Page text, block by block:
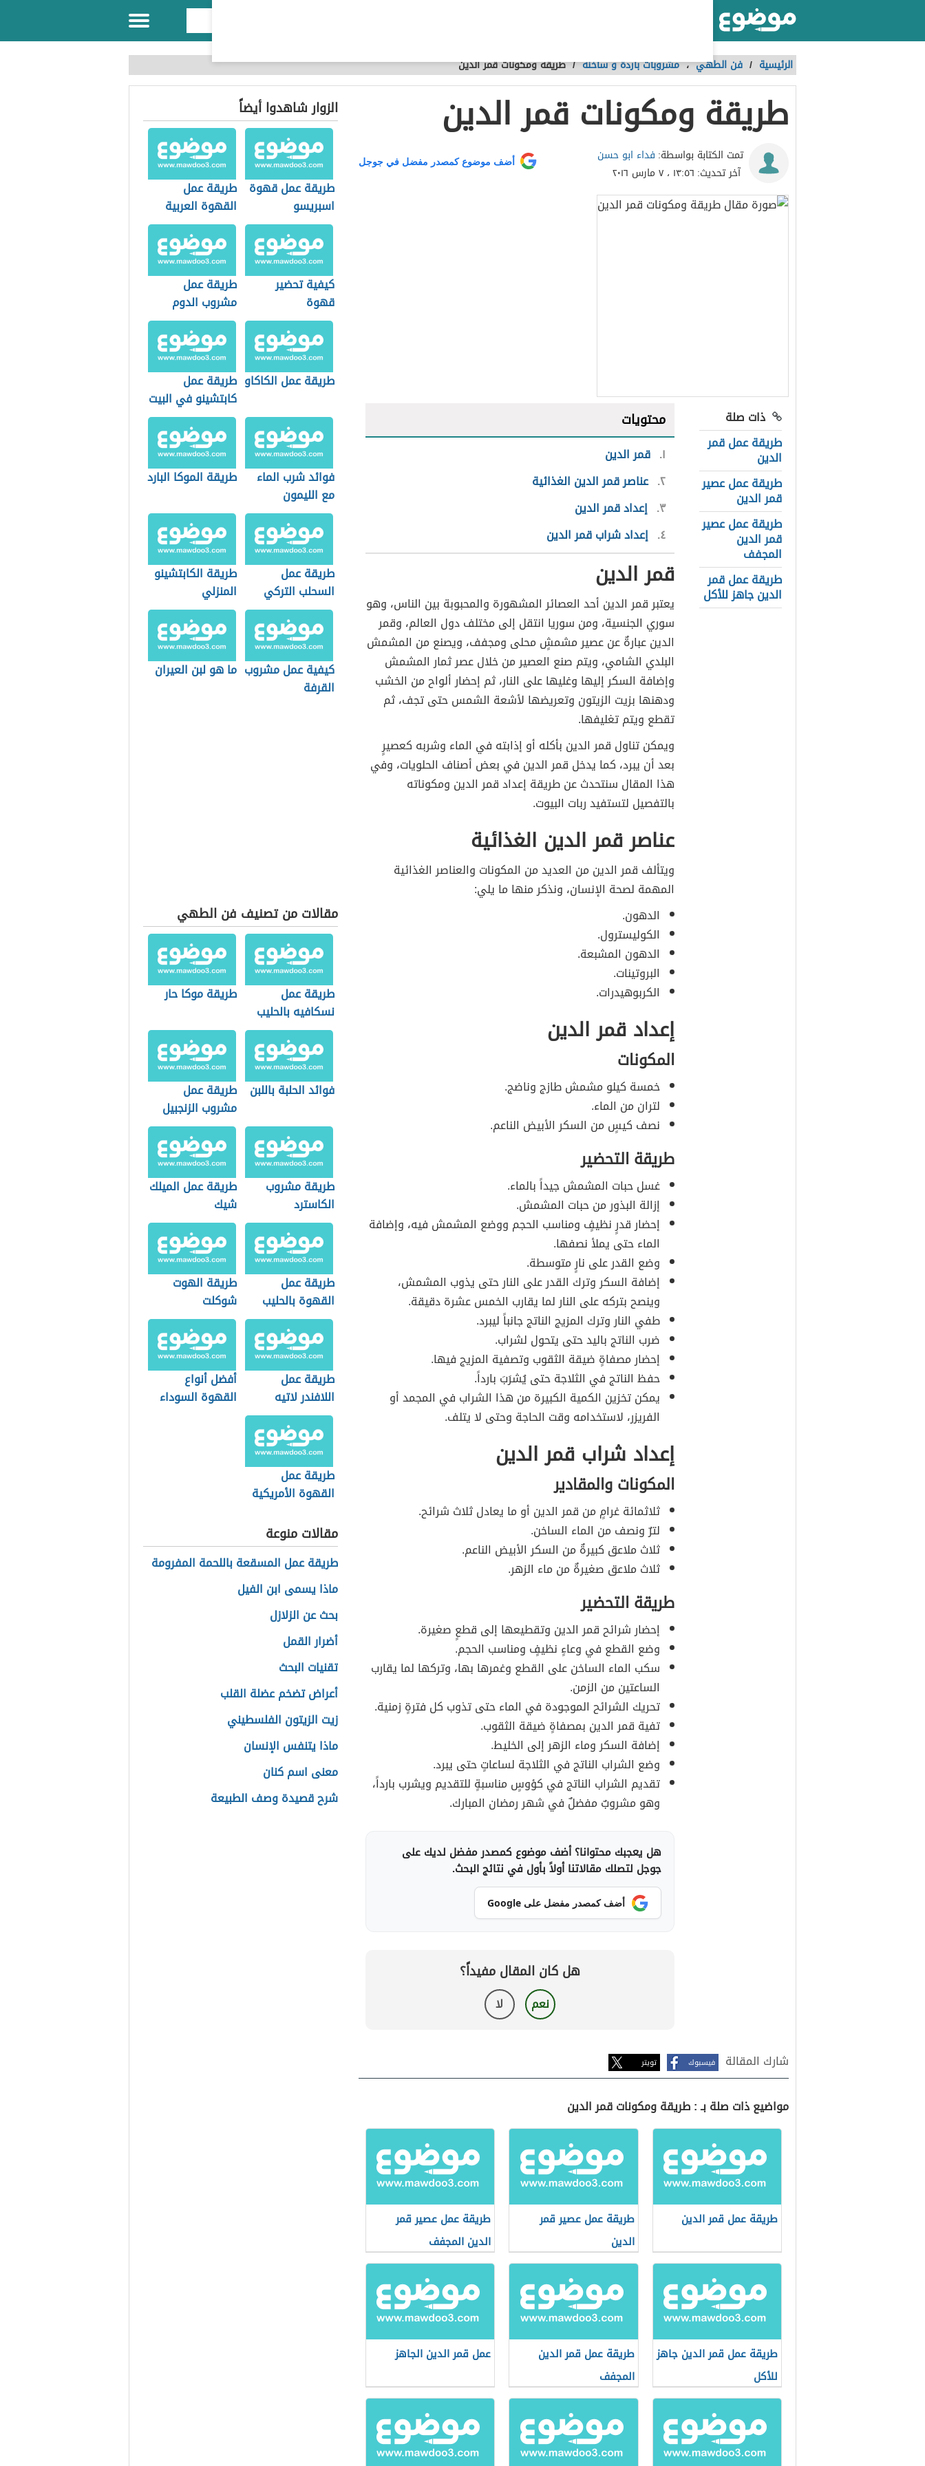
الرئيسية / فن الطهي،مشروبات باردة و ساخنة /طريقة ومكونات قمر الدين
طريقة ومكونات قمر الدين
تمت الكتابة بواسطة: فداء ابو حسن
آخر تحديث: ١٣:٥٦ ، ٧ مارس ٢٠١٦
أضف موضوع كمصدر مفضل في جوجل
ذات صلة
طريقة عمل قمر
الدين
طريقة عمل عصير
قمر الدين
طريقة عمل عصير
قمر الدين
المجفف
طريقة عمل قمر
الدين جاهز للأكل
محتويات
١ قمر الدين
٢ عناصر قمر الدين الغذائية
٣ إعداد قمر الدين
٤ إعداد شراب قمر الدين
قمر الدين
يعتبر قمر الدين أحد العصائر المشهورة والمحبوبة بين الناس، وهو
سوري الجنسية، ومن سوريا انتقل إلى مختلف دول العالم، وقمر
الدين عبارةٌ عن عصير مشمشٍ محلى ومجفف، ويصنع من المشمش
البلدي الشامي، ويتم صنع العصير من خلال عصر ثمار المشمش
وإضافة السكر إليها وغليها على النار، ثم إحضار ألواح من الخشب
ودهنها بزيت الزيتون وتعريضها لأشعة الشمس حتى تجف، ثم
تقطع ويتم تغليفها.
ويمكن تناول قمر الدين بأكله أو إذابته في الماء وشربه كعصيرٍ
بعد أن يبرد، كما يدخل قمر الدين في بعض أصناف الحلويات، وفي
هذا المقال سنتحدث عن طريقة إعداد قمر الدين ومكوناته
بالتفصيل لتستفيد ربات البيوت.
عناصر قمر الدين الغذائية
ويتألف قمر الدين من العديد من المكونات والعناصر الغذائية
المهمة لصحة الإنسان، ونذكر منها ما يلي:
الدهون.
الكوليسترول.
الدهون المشبعة.
البروتينات.
الكربوهيدرات.
إعداد قمر الدين
المكونات
خمسة كيلو مشمش طازج وناضج.
لتران من الماء.
نصف كيسٍ من السكر الأبيض الناعم.
طريقة التحضير
غسل حبات المشمش جيداً بالماء.
إزالة البذور من حبات المشمش.
إحضار قدرٍ نظيفٍ ومناسب الحجم ووضع المشمش فيه، وإضافة
الماء حتى يملأ نصفها.
وضع القدر على نارٍ متوسطة.
إضافة السكر وترك القدر على النار حتى يذوب المشمش،
وينصح بتركه على النار لما يقارب الخمس عشرة دقيقة.
طفي النار وترك المزيج الناتج جانباً ليبرد.
ضرب الناتج باليد حتى يتحول لشراب.
إحضار مصفاةٍ ضيقة الثقوب وتصفية المزيج فيها.
حفظ الناتج في الثلاجة حتى يُشرَبَ بارداً.
يمكن تخزين الكمية الكبيرة من هذا الشراب في المجمد أو
الفريزر، لاستخدامه وقت الحاجة وحتى لا يتلف.
إعداد شراب قمر الدين
المكونات والمقادير
ثلاثمائة غرامٍ من قمر الدين أو ما يعادل ثلاث شرائح.
لترٌ ونصف من الماء الساخن.
ثلاث ملاعق كبيرةٌ من السكر الأبيض الناعم.
ثلاث ملاعق صغيرةٌ من ماء الزهر.
طريقة التحضير
إحضار شرائح قمر الدين وتقطيعها إلى قطعٍ صغيرة.
وضع القطع في وعاءٍ نظيفٍ ومناسب الحجم.
سكب الماء الساخن على القطع وغمرها بها، وتركها لما يقارب
الساعتين من الزمن.
تحريك الشرائح الموجودة في الماء حتى تذوب كل فترةٍ زمنية.
تفية قمر الدين بمصفاةٍ ضيقة الثقوب.
إضافة السكر وماء الزهر إلى الخليط.
وضع الشراب الناتج في الثلاجة لساعاتٍ حتى يبرد.
تقديم الشراب الناتج في كؤوسٍ مناسبةٍ للتقديم ويشرب بارداً،
وهو مشروبٌ مفضلٌ في شهر رمضان المبارك.
هل يعجبك محتوانا؟ أضف موضوع كمصدر مفضل لديك على
جوجل لتصلك مقالاتنا أولاً بأول في نتائج البحث.
أضف كمصدر مفضل على Google
هل كان المقال مفيداً؟
نعم لا
شارك المقالة فيسبوك تويتر
مواضيع ذات صلة بـ : طريقة ومكونات قمر الدين
طريقة عمل قمر الدين
طريقة عمل عصير قمر
الدين
طريقة عمل عصير قمر
الدين المجفف
طريقة عمل قمر الدين جاهز
للأكل
طريقة عمل قمر الدين
المجفف
عمل قمر الدين الجاهز
الزوار شاهدوا أيضاً
طريقة عمل قهوة
اسبريسو
طريقة عمل
القهوة العربية
سريعة التحضير
كيفية تحضير
قهوة
طريقة عمل
مشروب الدوم
طريقة عمل الكاكاو طريقة عمل
كابتشينو في البيت
فوائد شرب الماء
مع الليمون
طريقة الموكا البارد
طريقة عمل
السحلب التركي
طريقة الكابتشينو
المنزلي
كيفية عمل مشروب
القرفة
ما هو لبن العيران
مقالات من تصنيف فن الطهي
طريقة عمل
نسكافيه بالحليب
طريقة موكا حار
فوائد الحلبة باللبن
طريقة عمل
مشروب الزنجبيل
طريقة مشروب
الكاسترد
طريقة عمل الميلك
شيك
طريقة عمل
القهوة بالحليب
طريقة الهوت
شوكلت
طريقة عمل
اللافندر لاتيه
أفضل أنواع
القهوة السوداء
طريقة عمل
القهوة الأمريكية
مقالات منوعة
طريقة عمل المسقعة باللحمة المفرومة
ماذا يسمى ابن الفيل
بحث عن الزلازل
أضرار القمل
تقنيات البحث
أعراض تضخم عضلة القلب
زيت الزيتون الفلسطيني
ماذا يتنفس الإنسان
معنى اسم كنان
شرح قصيدة وصف الطبيعة